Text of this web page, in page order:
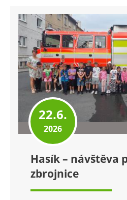
22.6.
2026
Hasík – návštěva
zbrojnice